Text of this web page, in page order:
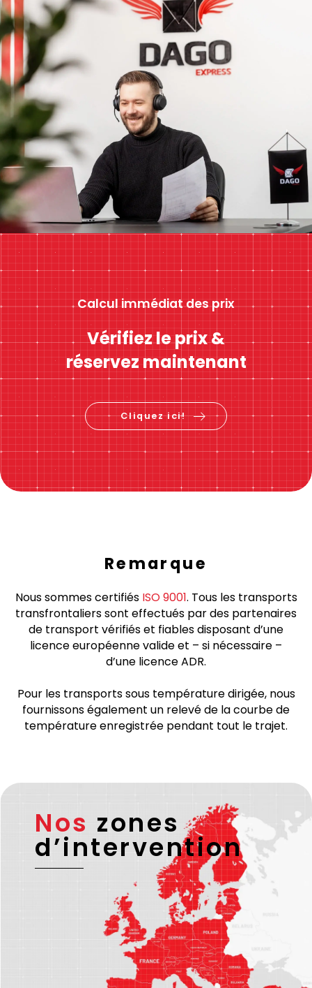
Calcul immédiat des prix
Vérifiez le prix &
réservez maintenant
Remarque
Nous sommes certifiésISO 9001. Tous les transports
de transport vérifiés et fiables disposant d’une
licence européenne valide et – si nécessaire –
d’une licence ADR.
zones
d’intervention